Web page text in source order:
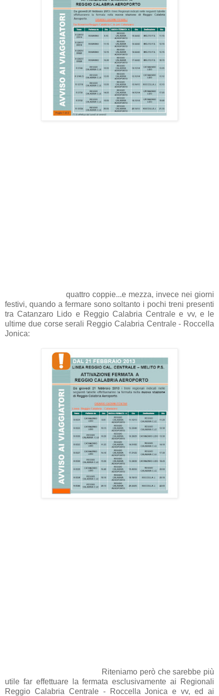
quattro coppie...e mezza, invece nei giorni
festivi, quando a fermare sono soltanto i pochi treni presenti
tra Catanzaro Lido e Reggio Calabria Centrale e vv, e le
ultime due corse serali Reggio Calabria Centrale - Roccella
Jonica:
Riteniamo però che sarebbe più
utile far effettuare la fermata esclusivamente ai Regionali
Reggio Calabria Centrale - Roccella Jonica e vv, ed ai